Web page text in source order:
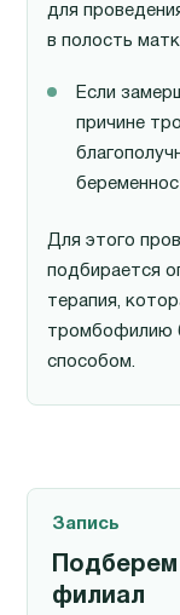
Запись
филиал
для
в полость
Если
причине
Для этого
подбирается
терапия,
тромбофилию
способом.